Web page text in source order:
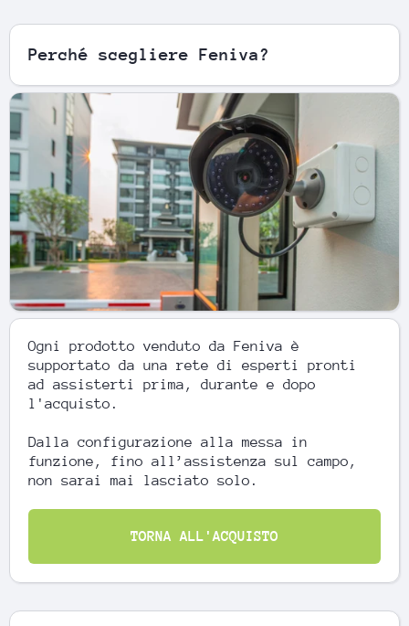
Perché scegliere Feniva?
Ogni prodotto venduto da Feniva è
supportato da una rete di esperti pronti
ad assisterti prima, durante e dopo
l'acquisto.
Dalla configurazione alla messa in
funzione, fino all’assistenza sul campo,
non sarai mai lasciato solo.
TORNA ALL'ACQUISTO